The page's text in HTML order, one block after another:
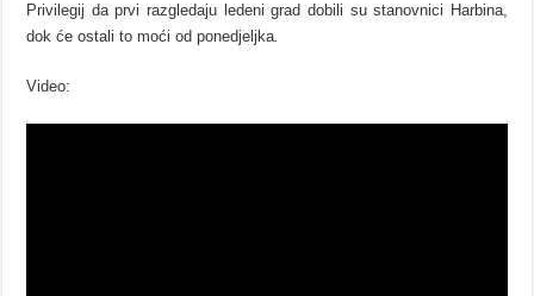
Privilegij da prvi razgledaju ledeni grad dobili su stanovnici Harbina,
dok će ostali to moći od ponedjeljka.
Video: